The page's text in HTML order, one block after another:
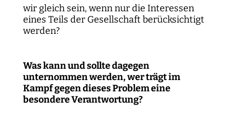
wir gleich sein, wenn nur die Interessen
eines Teils der Gesellschaft berücksichtigt
werden?
Was kann und sollte dagegen
unternommen werden, wer trägt im
Kampf gegen dieses Problem eine
besondere Verantwortung?